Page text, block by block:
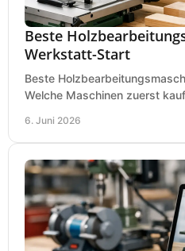
Beste
Werkstatt-Start
Beste
Welche Maschinen zuerst
6. Juni 2026